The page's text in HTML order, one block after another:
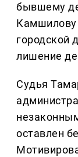
бывшему
Камшилову
городской
лишение
Судья
оставлен